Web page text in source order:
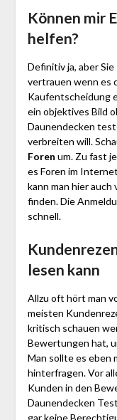
Können mir
helfen?
Definitiv ja, aber
vertrauen wenn es
Kaufentscheidung
ein objektives Bild
Daunendecken
verbreiten will.
Foren um. Zu fast
es Foren im
kann man hier auch
finden. Die
schnell.
lesen kann
Allzu oft hört man
meisten
kritisch schauen
Bewertungen hat,
Man sollte es eben
hinterfragen. Vor
Kunden in den
Daunendecken